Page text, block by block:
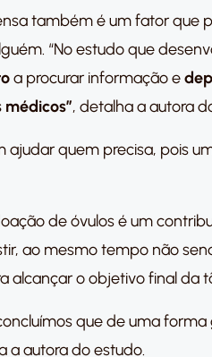
também é um fator que
“No estudo que
a procurar informação e
, detalha a autora
ajudar quem precisa, pois
de óvulos é um
ao mesmo tempo não
alcançar o objetivo final da
que de uma
a autora do estudo.